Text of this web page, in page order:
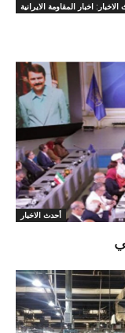
اخبار المقاومة الايرانية
أحدث الاخبار